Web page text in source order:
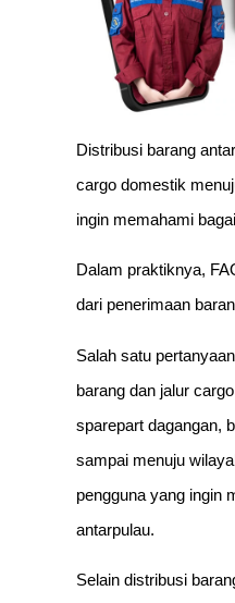
Distribusi barang
cargo domestik
ingin memahami
Dalam praktiknya,
dari penerimaan
Salah satu
barang dan jalur
sparepart dagangan,
sampai menuju
pengguna yang ingin
antarpulau.
Selain distribusi